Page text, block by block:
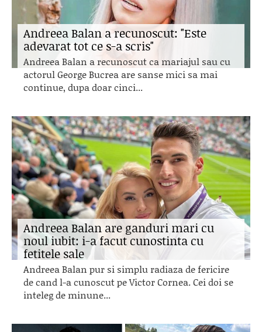
Andreea Balan a recunoscut: "Este
adevarat tot ce s-a scris"
Andreea Balan a recunoscut ca mariajul sau cu
actorul George Bucrea are sanse mici sa mai
continue, dupa doar cinci...
Andreea Balan are ganduri mari cu
noul iubit: i-a facut cunostinta cu
fetitele sale
Andreea Balan pur si simplu radiaza de fericire
de cand l-a cunoscut pe Victor Cornea. Cei doi se
inteleg de minune...